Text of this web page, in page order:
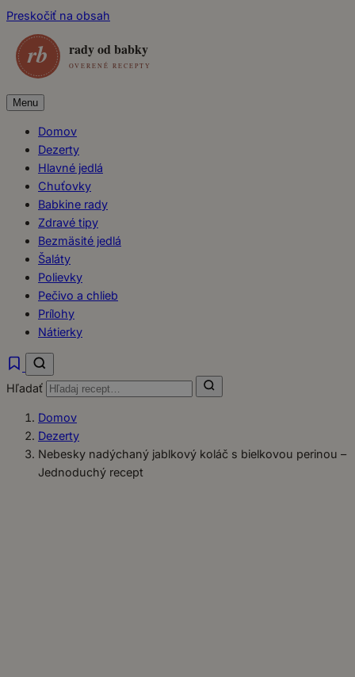
Preskočiť na obsah
Menu
Domov
Dezerty
Hlavné jedlá
Chuťovky
Babkine rady
Zdravé tipy
Bezmäsité jedlá
Šaláty
Polievky
Pečivo a chlieb
Prílohy
Nátierky
Hľadať
Domov
Dezerty
Nebesky nadýchaný jablkový koláč s bielkovou perinou –
Jednoduchý recept